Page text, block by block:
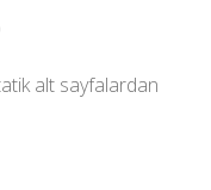
alt sayfalardan